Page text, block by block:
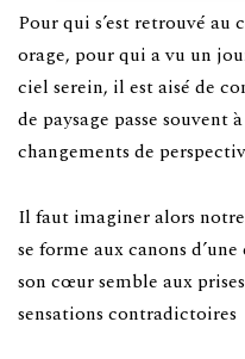
Pour qui s’est retrouvé au
orage, pour qui a vu un
ciel serein, il est aisé de
de paysage passe souvent
changements de
Il faut imaginer alors
se forme aux canons
son cœur semble aux
sensations contradictoires